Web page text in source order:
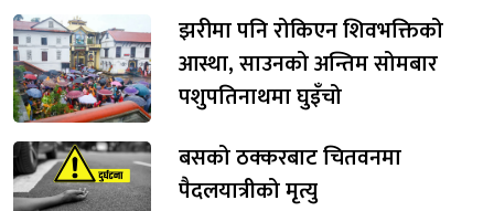
झरीमा पनि रोकिएन शिवभक्तिको
आस्था, साउनको अन्तिम सोमबार
पशुपतिनाथमा घुइँचो
बसको ठक्करबाट चितवनमा
पैदलयात्रीको मृत्यु